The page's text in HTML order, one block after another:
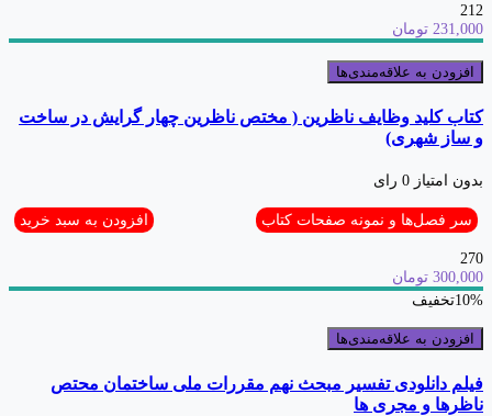
212
231,000 تومان
افزودن به علاقه‌مندی‌ها
کتاب کلید وظایف ناظرین ( مختص ناظرین چهار گرایش در ساخت
و ساز شهری)
بدون امتیاز 0 رای
سر فصل‌ها و نمونه صفحات کتاب افزودن به سبد خرید
270
300,000 تومان
10%تخفیف
افزودن به علاقه‌مندی‌ها
فیلم دانلودی تفسیر مبحث نهم مقررات ملی ساختمان محتص
ناظرها و مجری ها